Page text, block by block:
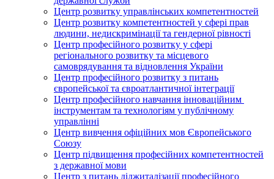
Центр розвитку управлінських компетентностей
Центр розвитку компетентностей у сфері прав
людини, недискримінації та гендерної рівності
Центр професійного розвитку у сфері
регіонального розвитку та місцевого
самоврядування та відновлення України
Центр професійного розвитку з питань
європейської та євроатлантичної інтеграції
Центр професійного навчання інноваційним
інструментам та технологіям у публічному
управлінні
Центр вивчення офіційних мов Європейського
Союзу
Центр підвищення професійних компетентностей
з державної мови
Центр з питань діджиталізації професійного